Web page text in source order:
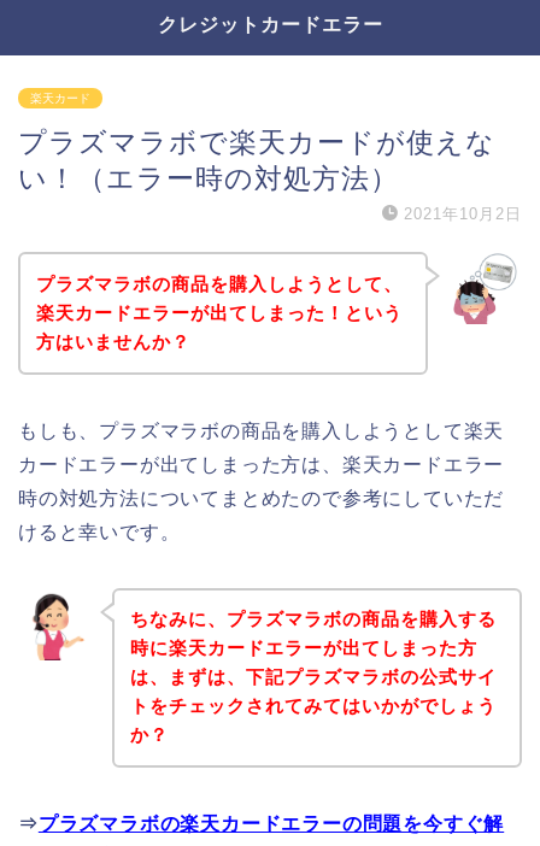
クレジットカードエラー
楽天カード
プラズマラボで楽天カードが使えな
い！（エラー時の対処方法）
2021年10月2日
プラズマラボの商品を購入しようとして、
楽天カードエラーが出てしまった！という
方はいませんか？
もしも、プラズマラボの商品を購入しようとして楽天
カードエラーが出てしまった方は、楽天カードエラー
時の対処方法についてまとめたので参考にしていただ
けると幸いです。
ちなみに、プラズマラボの商品を購入する
時に楽天カードエラーが出てしまった方
は、まずは、下記プラズマラボの公式サイ
トをチェックされてみてはいかがでしょう
か？
⇒プラズマラボの楽天カードエラーの問題を今すぐ解